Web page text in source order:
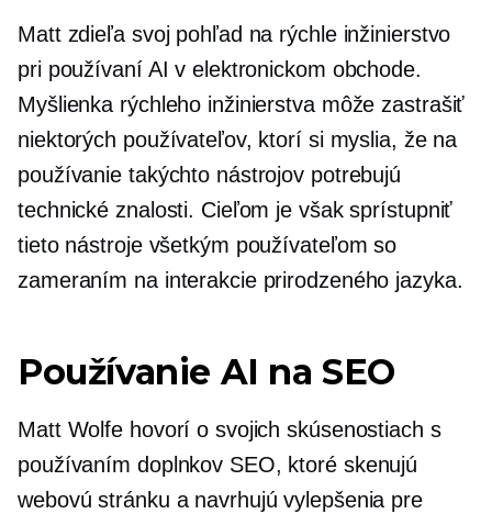
Matt zdieľa svoj pohľad na rýchle inžinierstvo
pri používaní AI v elektronickom obchode.
Myšlienka rýchleho inžinierstva môže zastrašiť
niektorých používateľov, ktorí si myslia, že na
používanie takýchto nástrojov potrebujú
technické znalosti. Cieľom je však sprístupniť
tieto nástroje všetkým používateľom so
zameraním na interakcie prirodzeného jazyka.
Používanie AI na SEO
Matt Wolfe hovorí o svojich skúsenostiach s
používaním doplnkov SEO, ktoré skenujú
webovú stránku a navrhujú vylepšenia pre